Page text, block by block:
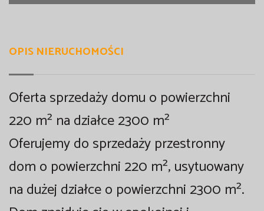
OPIS NIERUCHOMOŚCI
Oferta sprzedaży domu o powierzchni
220 m² na działce 2300 m²
Oferujemy do sprzedaży przestronny
dom o powierzchni 220 m², usytuowany
na dużej działce o powierzchni 2300 m².